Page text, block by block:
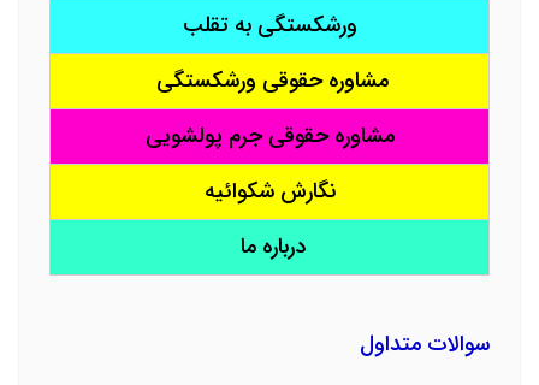
ورشکستگی به تقلب
مشاوره حقوقی ورشکستگی
مشاوره حقوقی جرم پولشویی
نگارش شکوائیه
درباره ما
سوالات متداول